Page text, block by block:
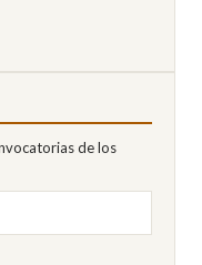
de los